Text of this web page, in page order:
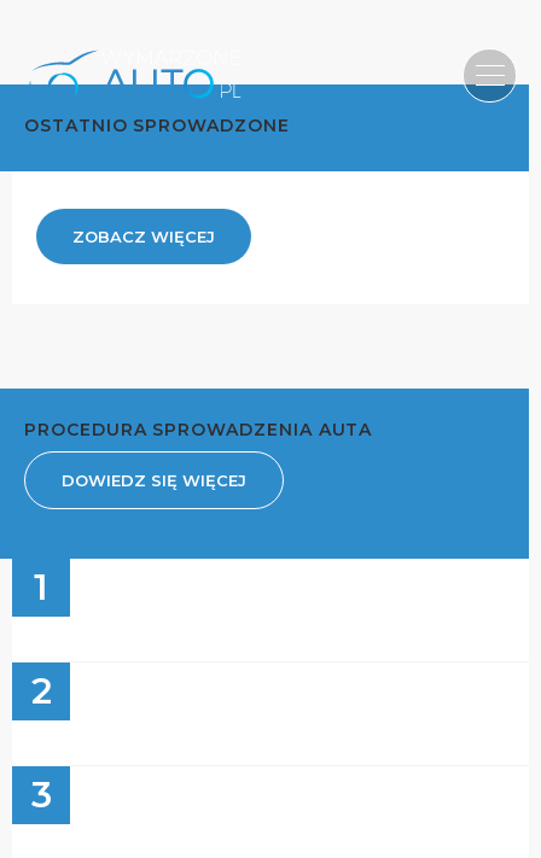
OSTATNIO SPROWADZONE
ZOBACZ WIĘCEJ
PROCEDURA SPROWADZENIA AUTA
DOWIEDZ SIĘ WIĘCEJ
1
2
3